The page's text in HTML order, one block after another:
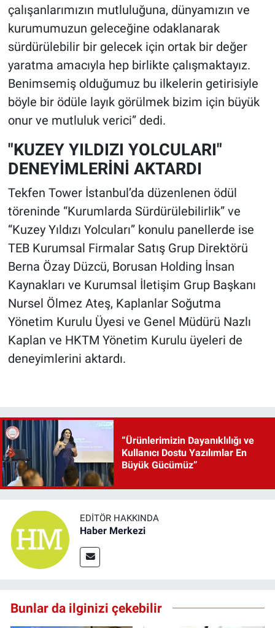
çalışanlarımızın mutluluğuna, dünyamızın ve
kurumumuzun geleceğine odaklanarak
sürdürülebilir bir gelecek için ortak bir değer
yaratma amacıyla hep birlikte çalışmaktayız.
Benimsemiş olduğumuz bu ilkelerin getirisiyle
böyle bir ödüle layık görülmek bizim için büyük
onur ve mutluluk verici” dedi.
"KUZEY YILDIZI YOLCULARI"
DENEYİMLERİNİ AKTARDI
Tekfen Tower İstanbul’da düzenlenen ödül
töreninde “Kurumlarda Sürdürülebilirlik” ve
“Kuzey Yıldızı Yolcuları” konulu panellerde ise
TEB Kurumsal Firmalar Satış Grup Direktörü
Berna Özay Düzcü, Borusan Holding İnsan
Kaynakları ve Kurumsal İletişim Grup Başkanı
Nursel Ölmez Ateş, Kaplanlar Soğutma
Yönetim Kurulu Üyesi ve Genel Müdürü Nazlı
Kaplan ve HKTM Yönetim Kurulu üyeleri de
deneyimlerini aktardı.
“Ürünlerimizin Dayanıklılığı ve
Kullanıcı Dostu Yazılımlar En
Büyük Gücümüz”
EDITÖR HAKKINDA
Haber Merkezi
Bunlar da ilginizi çekebilir